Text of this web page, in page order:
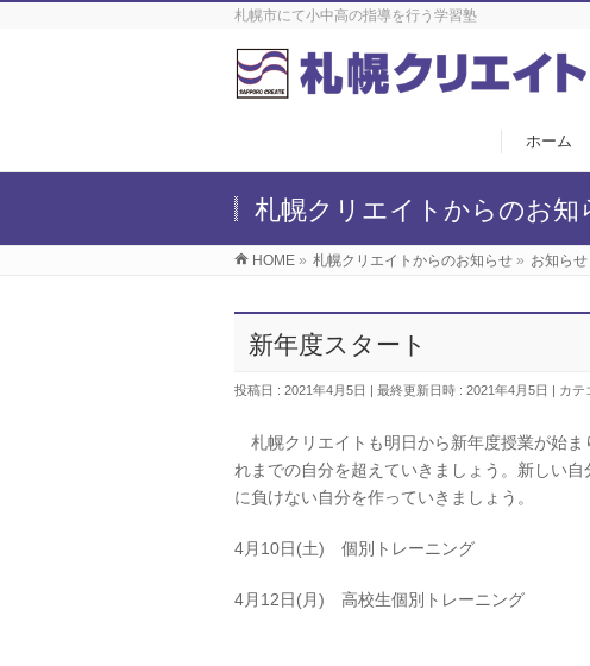
札幌市にて小中高の指導を行う学習塾
ホーム
札幌クリエイトからのお知
HOME » 札幌クリエイトからのお知らせ » お知らせ
新年度スタート
投稿日 : 2021年4月5日 最終更新日時 : 2021年4月5日 カテ
札幌クリエイトも明日から新年度授業が始ま
れまでの自分を超えていきましょう。新しい
に負けない自分を作っていきましょう。
4月10日(土) 個別トレーニング
4月12日(月) 高校生個別トレーニング